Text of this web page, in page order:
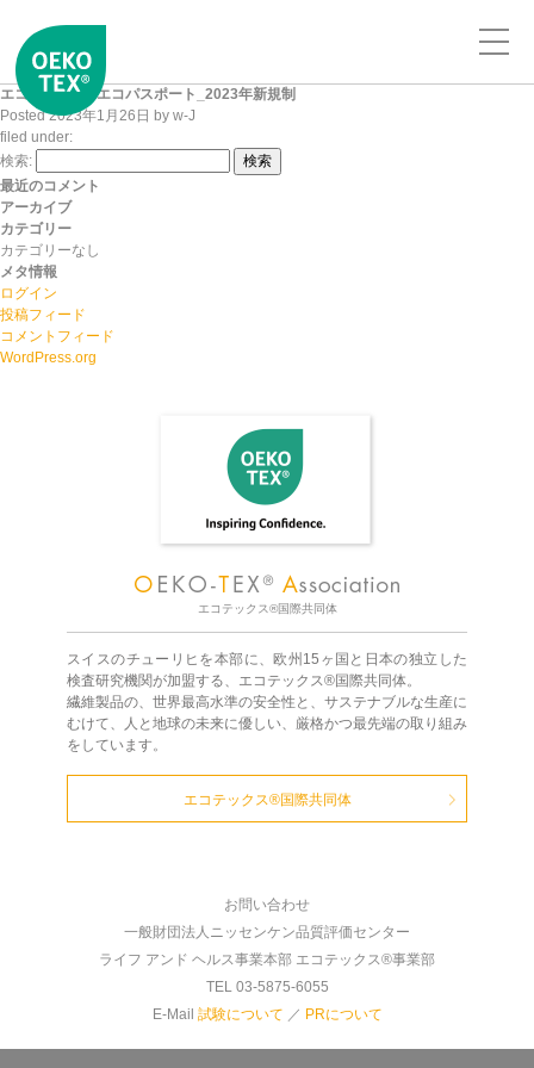
エコテックス®エコパスポート_2023年新規制
Posted2023年1月26日 by w-J
filed under:
検索:
検索
最近のコメント
アーカイブ
カテゴリー
カテゴリーなし
メタ情報
ログイン
投稿フィード
コメントフィード
WordPress.org
エコテックス®国際共同体
スイスのチューリヒを本部に、欧州15ヶ国と日本の独立した
検査研究機関が加盟する、エコテックス®国際共同体。
繊維製品の、世界最高水準の安全性と、サステナブルな生産に
むけて、人と地球の未来に優しい、厳格かつ最先端の取り組み
をしています。
エコテックス®国際共同体
お問い合わせ
一般財団法人ニッセンケン品質評価センター
ライフ アンド ヘルス事業本部 エコテックス®事業部
TEL 03-5875-6055
E-Mail 試験について ／ PRについて